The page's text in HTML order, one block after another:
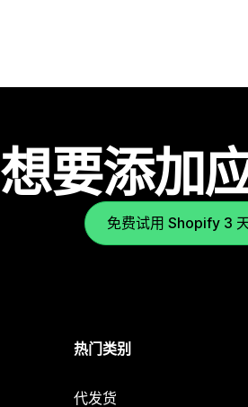
想要添加
免费试用 Shopify 3
热门类别
代发货